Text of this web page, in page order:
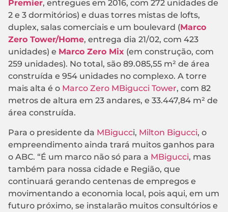
Premier, entregues em 2016, com 272 unidades de
2 e 3 dormitórios) e duas torres mistas de lofts,
duplex, salas comerciais e um boulevard (Marco
Zero Tower/Home, entrega dia 21/02, com 423
unidades) e Marco Zero Mix (em construção, com
259 unidades). No total, são 89.085,55 m² de área
construída e 954 unidades no complexo. A torre
mais alta é o Marco Zero MBigucci Tower, com 82
metros de altura em 23 andares, e 33.447,84 m² de
área construída.
Para o presidente da MBigucci, Milton Bigucci, o
empreendimento ainda trará muitos ganhos para
o ABC. “É um marco não só para a MBigucci, mas
também para nossa cidade e Região, que
continuará gerando centenas de empregos e
movimentando a economia local, pois aqui, em um
futuro próximo, se instalarão muitos consultórios e